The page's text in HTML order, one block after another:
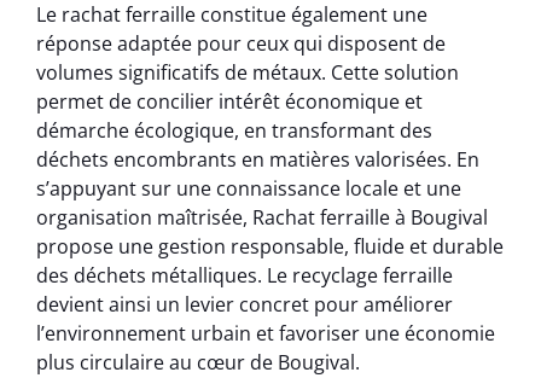
Le rachat ferraille constitue également une
réponse adaptée pour ceux qui disposent de
volumes significatifs de métaux. Cette solution
permet de concilier intérêt économique et
démarche écologique, en transformant des
déchets encombrants en matières valorisées. En
s’appuyant sur une connaissance locale et une
organisation maîtrisée, Rachat ferraille à Bougival
propose une gestion responsable, fluide et durable
des déchets métalliques. Le recyclage ferraille
devient ainsi un levier concret pour améliorer
l’environnement urbain et favoriser une économie
plus circulaire au cœur de Bougival.